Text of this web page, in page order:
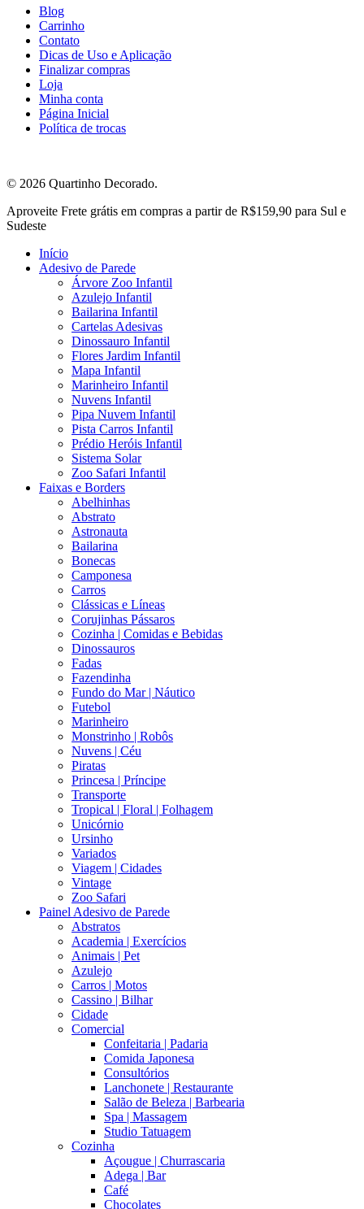
Blog
Carrinho
Contato
Dicas de Uso e Aplicação
Finalizar compras
Loja
Minha conta
Página Inicial
Política de trocas
© 2026 Quartinho Decorado.
Close
Menu
Aproveite Frete grátis em compras a partir de R$159,90 para Sul e
Sudeste
Início
Adesivo de Parede
Árvore Zoo Infantil
Azulejo Infantil
Bailarina Infantil
Cartelas Adesivas
Dinossauro Infantil
Flores Jardim Infantil
Mapa Infantil
Marinheiro Infantil
Nuvens Infantil
Pipa Nuvem Infantil
Pista Carros Infantil
Prédio Heróis Infantil
Sistema Solar
Zoo Safari Infantil
Faixas e Borders
Abelhinhas
Abstrato
Astronauta
Bailarina
Bonecas
Camponesa
Carros
Clássicas e Líneas
Corujinhas Pássaros
Cozinha | Comidas e Bebidas
Dinossauros
Fadas
Fazendinha
Fundo do Mar | Náutico
Futebol
Marinheiro
Monstrinho | Robôs
Nuvens | Céu
Piratas
Princesa | Príncipe
Transporte
Tropical | Floral | Folhagem
Unicórnio
Ursinho
Variados
Viagem | Cidades
Vintage
Zoo Safari
Painel Adesivo de Parede
Abstratos
Academia | Exercícios
Animais | Pet
Azulejo
Carros | Motos
Cassino | Bilhar
Cidade
Comercial
Confeitaria | Padaria
Comida Japonesa
Consultórios
Lanchonete | Restaurante
Salão de Beleza | Barbearia
Spa | Massagem
Studio Tatuagem
Cozinha
Açougue | Churrascaria
Adega | Bar
Café
Chocolates